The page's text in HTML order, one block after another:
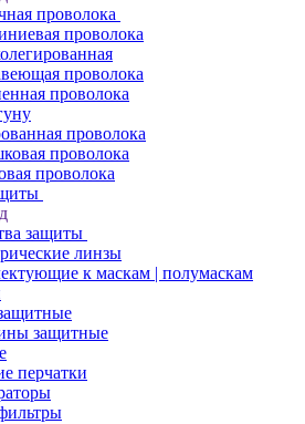
проволока
проволока
проволока
проволока
проволока
проволока
проволока
защиты
линзы
к маскам | полумаскам
защитные
перчатки